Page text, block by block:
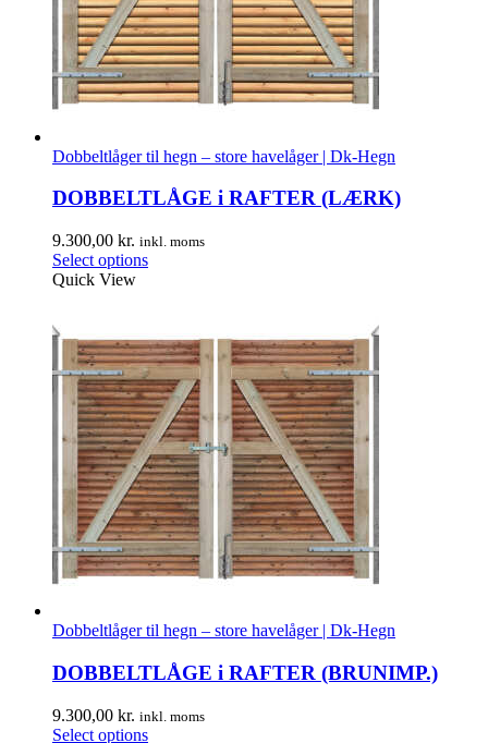
Dobbeltlåger til hegn – store havelåger | Dk-Hegn
DOBBELTLÅGE i RAFTER (LÆRK)
9.300,00 kr. inkl. moms
Select options
Quick View
Dobbeltlåger til hegn – store havelåger | Dk-Hegn
DOBBELTLÅGE i RAFTER (BRUNIMP.)
9.300,00 kr. inkl. moms
Select options